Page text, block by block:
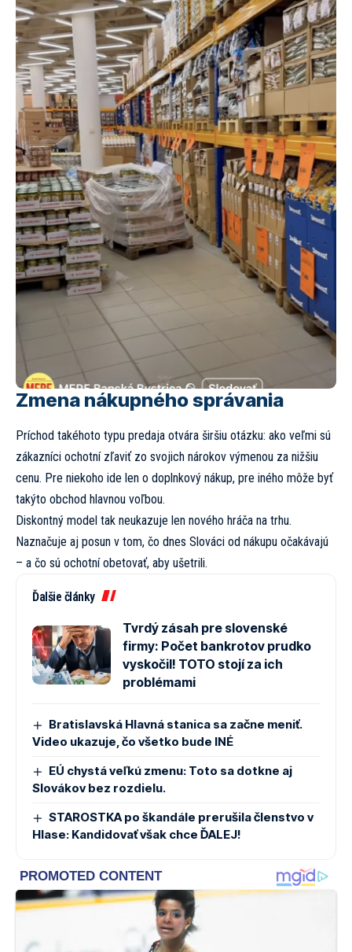
Zmena nákupného správania
Príchod takéhoto typu predaja otvára širšiu otázku: ako veľmi sú
zákazníci ochotní zľaviť zo svojich nárokov výmenou za nižšiu
cenu. Pre niekoho ide len o doplnkový nákup, pre iného môže byť
takýto obchod hlavnou voľbou.
Diskontný model tak neukazuje len nového hráča na trhu.
Naznačuje aj posun v tom, čo dnes Slováci od nákupu očakávajú
– a čo sú ochotní obetovať, aby ušetrili.
Ďalšie články
Tvrdý zásah pre slovenské
firmy: Počet bankrotov prudko
vyskočil! TOTO stojí za ich
problémami
Bratislavská Hlavná stanica sa začne meniť.
Video ukazuje, čo všetko bude INÉ
EÚ chystá veľkú zmenu: Toto sa dotkne aj
Slovákov bez rozdielu.
STAROSTKA po škandále prerušila členstvo v
Hlase: Kandidovať však chce ĎALEJ!